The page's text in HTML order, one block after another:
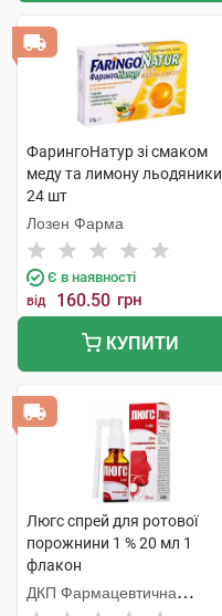
ФарингоНатур зі смаком
меду та лимону льодяники
24 шт
Лозен Фарма
Є в наявності
від 160.50 грн
КУПИТИ
Люгс спрей для ротової
порожнини 1 % 20 мл 1
флакон
ДКП Фармацевтична